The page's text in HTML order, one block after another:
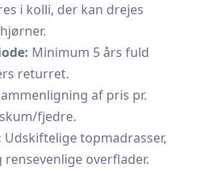
i kolli, der kan drejes
Minimum 5 års fuld
returret.
af pris pr.
fjedre.
Udskiftelige topmadrasser,
overflader.